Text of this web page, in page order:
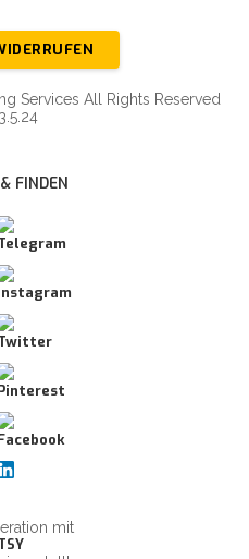
Services All Rights Reserved
FINDEN
mit